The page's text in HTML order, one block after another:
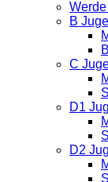
B
C
D1
D2